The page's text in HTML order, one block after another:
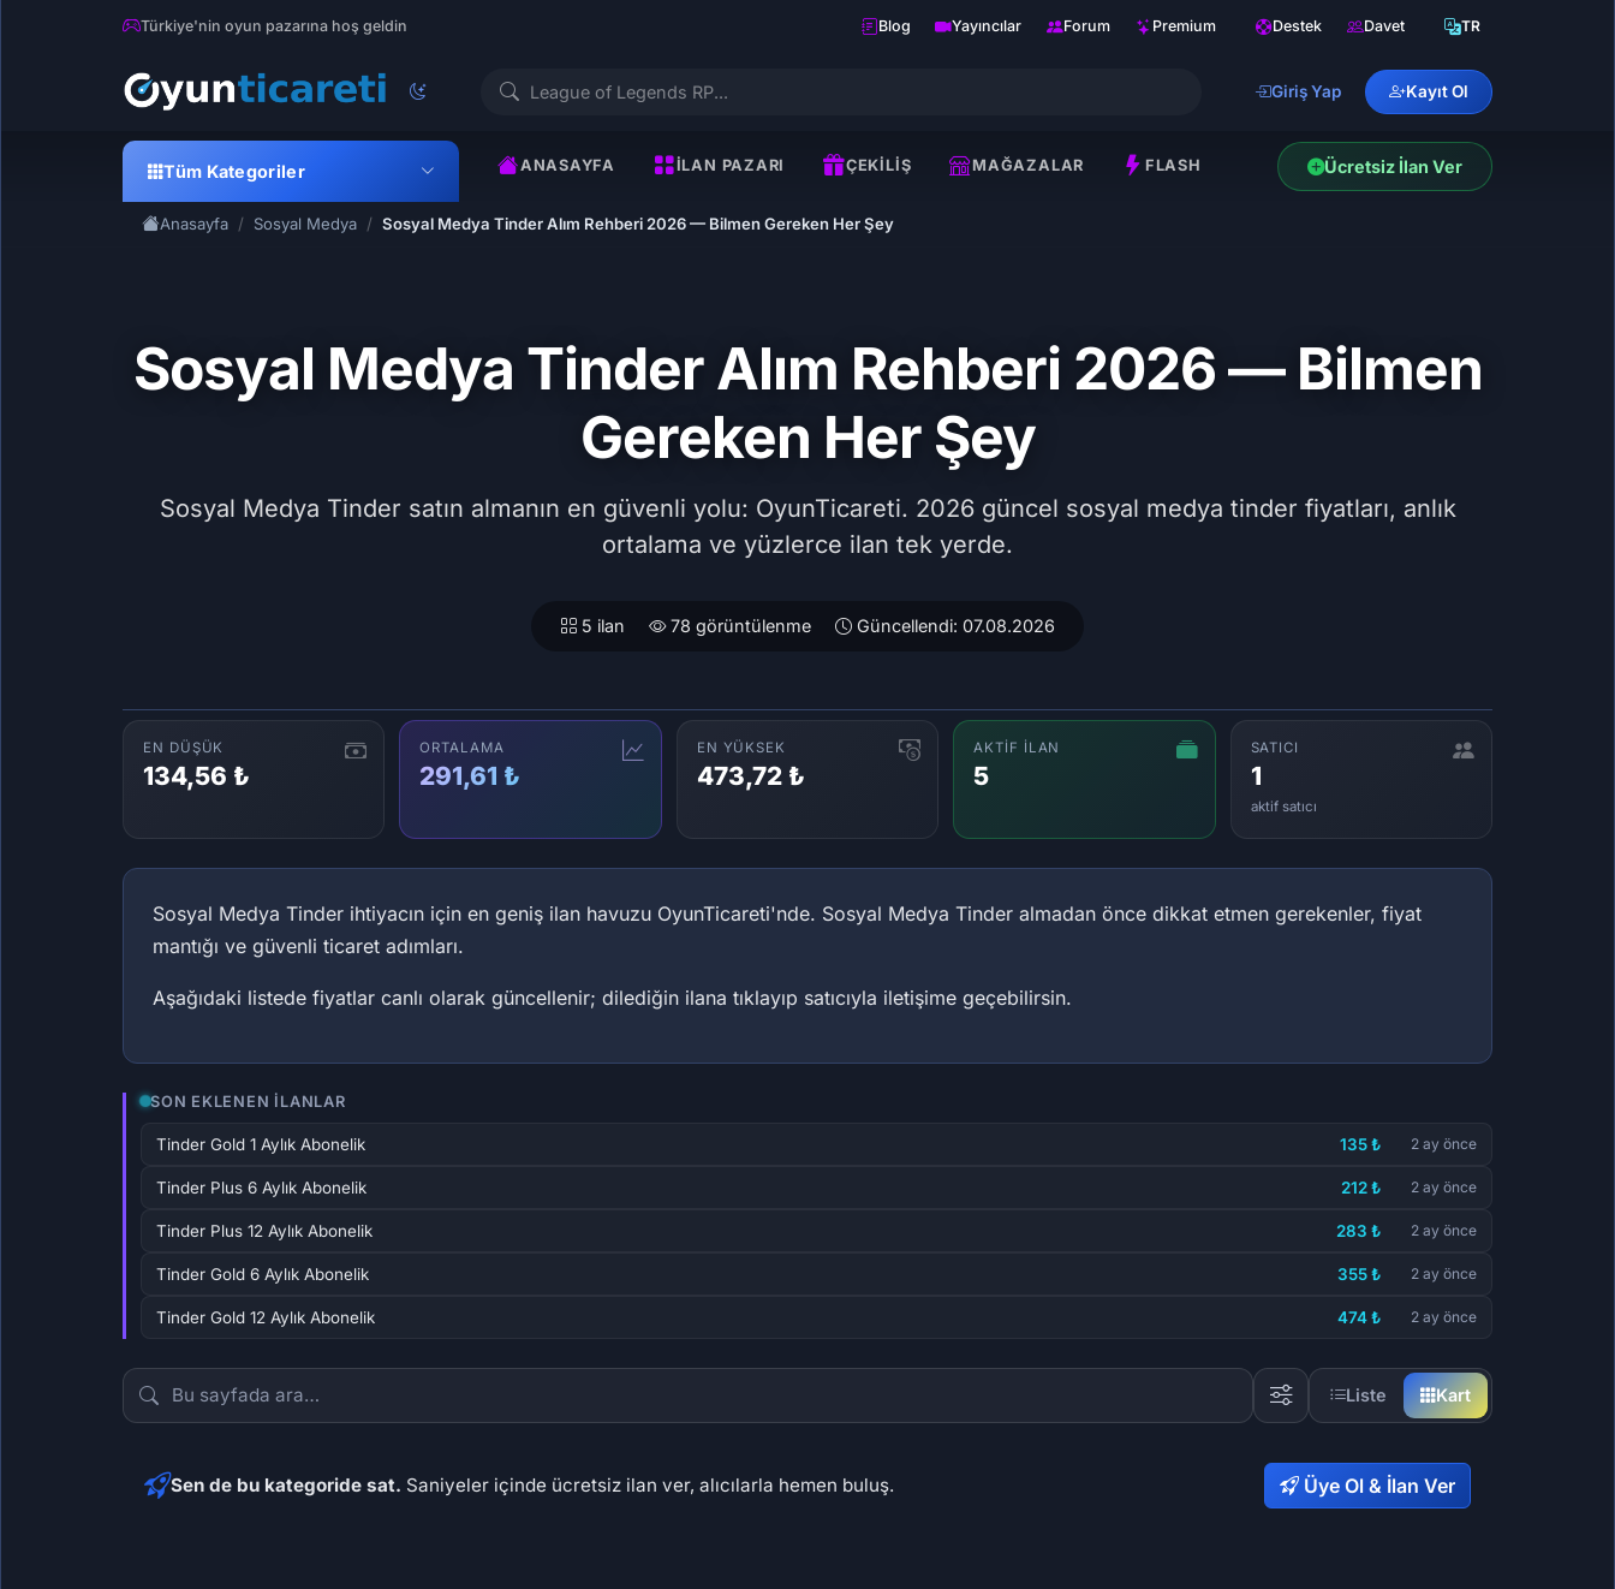
Türkiye'nin oyun pazarına hoş geldin Blog Yayıncılar Forum Premium Destek Davet TR
Giriş Yap Kayıt Ol
Tüm Kategoriler ANASAYFA İLAN PAZARI ÇEKILIŞ MAĞAZALAR FLASH Ücretsiz İlan Ver
Anasayfa Sosyal Medya Sosyal Medya Tinder Alım Rehberi 2026 — Bilmen Gereken Her Şey
Sosyal Medya Tinder Alım Rehberi 2026 — Bilmen
Gereken Her Şey
Sosyal Medya Tinder satın almanın en güvenli yolu: OyunTicareti. 2026 güncel sosyal medya tinder fiyatları, anlık
ortalama ve yüzlerce ilan tek yerde.
5 ilan 78 görüntülenme Güncellendi: 07.08.2026
EN DÜŞÜK
134,56 ₺
ORTALAMA
291,61 ₺
EN YÜKSEK
473,72 ₺
AKTIF İLAN
5
SATICI
1
aktif satıcı
Sosyal Medya Tinder ihtiyacın için en geniş ilan havuzu OyunTicareti'nde. Sosyal Medya Tinder almadan önce dikkat etmen gerekenler, fiyat
mantığı ve güvenli ticaret adımları.
Aşağıdaki listede fiyatlar canlı olarak güncellenir; dilediğin ilana tıklayıp satıcıyla iletişime geçebilirsin.
SON EKLENEN İLANLAR
Tinder Gold 1 Aylık Abonelik 135 ₺ 2 ay önce
Tinder Plus 6 Aylık Abonelik 212 ₺ 2 ay önce
Tinder Plus 12 Aylık Abonelik 283 ₺ 2 ay önce
Tinder Gold 6 Aylık Abonelik 355 ₺ 2 ay önce
Tinder Gold 12 Aylık Abonelik 474 ₺ 2 ay önce
Liste Kart
Sen de bu kategoride sat. Saniyeler içinde ücretsiz ilan ver, alıcılarla hemen buluş. Üye Ol & İlan Ver